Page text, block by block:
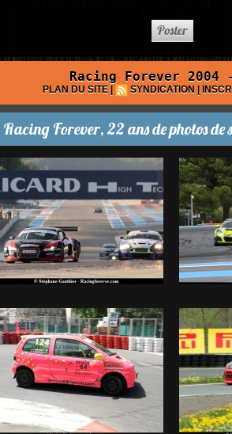
Racing Forever 2004
PLAN DU SITE | SYNDICATION |
Racing Forever, 22 ans de photos de